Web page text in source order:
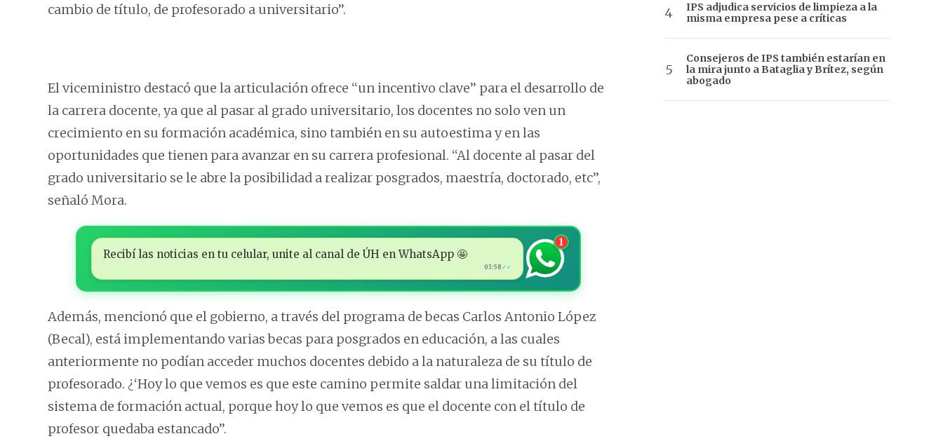
cambio de título, de profesorado a universitario’’.
El viceministro destacó que la articulación ofrece ‘‘un incentivo clave’’ para el desarrollo de
la carrera docente, ya que al pasar al grado universitario, los docentes no solo ven un
crecimiento en su formación académica, sino también en su autoestima y en las
oportunidades que tienen para avanzar en su carrera profesional. ‘‘Al docente al pasar del
grado universitario se le abre la posibilidad a realizar posgrados, maestría, doctorado, etc’’,
señaló Mora.
Recibí las noticias en tu celular, unite al canal de ÚH en WhatsApp 🤩
03:58 ✓✓
1
Además, mencionó que el gobierno, a través del programa de becas Carlos Antonio López
(Becal), está implementando varias becas para posgrados en educación, a las cuales
anteriormente no podían acceder muchos docentes debido a la naturaleza de su título de
profesorado. ¿‘Hoy lo que vemos es que este camino permite saldar una limitación del
sistema de formación actual, porque hoy lo que vemos es que el docente con el título de
profesor quedaba estancado’’.
IPS adjudica servicios de limpieza a la
misma empresa pese a críticas
Consejeros de IPS también estarían en
la mira junto a Bataglia y Brítez, según
abogado